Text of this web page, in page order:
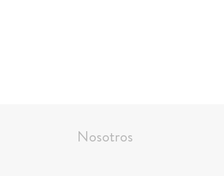
Nosotros